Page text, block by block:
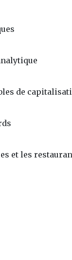
de
et les